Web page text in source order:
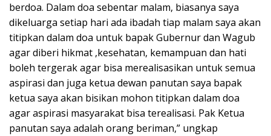
berdoa. Dalam doa sebentar malam, biasanya saya
dikeluarga setiap hari ada ibadah tiap malam saya akan
titipkan dalam doa untuk bapak Gubernur dan Wagub
agar diberi hikmat ,kesehatan, kemampuan dan hati
boleh tergerak agar bisa merealisasikan untuk semua
aspirasi dan juga ketua dewan panutan saya bapak
ketua saya akan bisikan mohon titipkan dalam doa
agar aspirasi masyarakat bisa terealisasi. Pak Ketua
panutan saya adalah orang beriman,” ungkap